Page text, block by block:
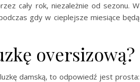
cały rok, niezależnie od sezonu. W
gdy w cieplejsze miesiące będą
oversizową?
damską, to odpowiedź jest prosta: